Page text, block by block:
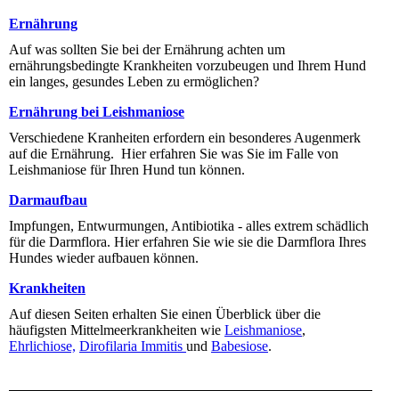
Ernährung
Auf was sollten Sie bei der Ernährung achten um
ernährungsbedingte Krankheiten vorzubeugen und Ihrem Hund
ein langes, gesundes Leben zu ermöglichen?
Ernährung bei Leishmaniose
Verschiedene Kranheiten erfordern ein besonderes Augenmerk
auf die Ernährung. Hier erfahren Sie was Sie im Falle von
Leishmaniose für Ihren Hund tun können.
Darmaufbau
Impfungen, Entwurmungen, Antibiotika - alles extrem schädlich
für die Darmflora. Hier erfahren Sie wie sie die Darmflora Ihres
Hundes wieder aufbauen können.
Krankheiten
Auf diesen Seiten erhalten Sie einen Überblick über die
häufigsten Mittelmeerkrankheiten wie Leishmaniose,
Ehrlichiose, Dirofilaria Immitis und Babesiose.